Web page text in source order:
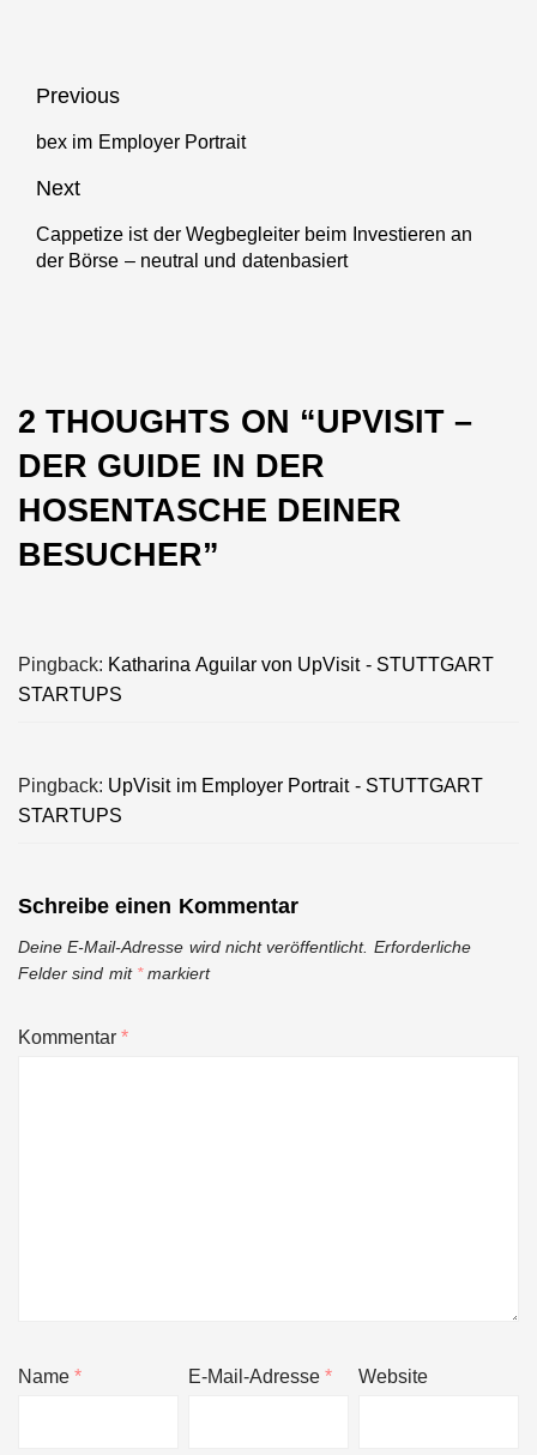
Beitragsnavigation
Previous
Previous
bex im Employer Portrait
Next
Next
post:
Cappetize ist der Wegbegleiter beim Investieren an
der Börse – neutral und datenbasiert
2 THOUGHTS ON “UPVISIT –
DER GUIDE IN DER
HOSENTASCHE DEINER
BESUCHER”
Pingback: Katharina Aguilar von UpVisit - STUTTGART
STARTUPS
Pingback: UpVisit im Employer Portrait - STUTTGART
STARTUPS
Schreibe einen Kommentar
Deine E-Mail-Adresse wird nicht veröffentlicht. Erforderliche
Felder sind mit *markiert
Kommentar*
Name* E-Mail-Adresse* Website